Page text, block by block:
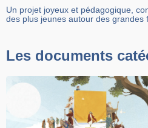
Un projet joyeux et pédagogique,
des plus jeunes autour des grandes
Les documents